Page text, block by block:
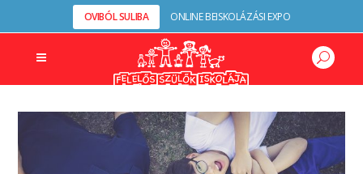
OVIBÓL SULIBA ONLINE BEISKOLÁZÁSI EXPO